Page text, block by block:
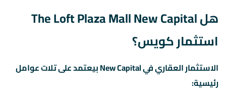
هل The Loft Plaza Mall New Capital
استثمار كويس؟
الاستثمار العقاري في New Capital بيعتمد على تلات عوامل
رئيسية: